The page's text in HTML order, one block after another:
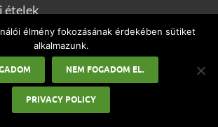
ételek
élmény fokozásának érdekében sütiket
alkalmazunk.
NEM FOGADOM EL.
PRIVACY POLICY